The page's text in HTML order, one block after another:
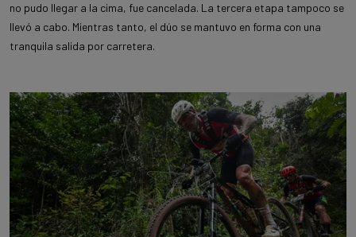
no pudo llegar a la cima, fue cancelada. La tercera etapa tampoco se
llevó a cabo. Mientras tanto, el dúo se mantuvo en forma con una
tranquila salida por carretera.